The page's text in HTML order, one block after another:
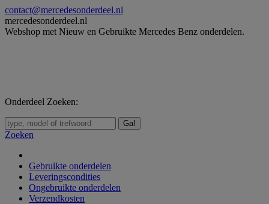
Skip
to
content
contact@mercedesonderdeel.nl
mercedesonderdeel.nl
Webshop met Nieuw en Gebruikte Mercedes Benz onderdelen.
Onderdeel Zoeken:
Zoeken:
Zoeken
Gebruikte onderdelen
Leveringscondities
Ongebruikte onderdelen
Verzendkosten